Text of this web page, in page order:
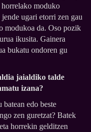
horrelako moduko
ugari etorri zen gau
modukoa da. Oso pozik
ikusita. Gainera
bukatu ondoren gu
jaialdiko talde
izana?
edo beste
zen guretzat? Batek
horrekin gelditzen